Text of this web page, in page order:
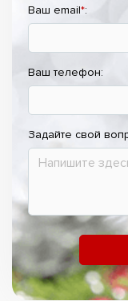
Ваш email*:
Ваш телефон:
Задайте свой